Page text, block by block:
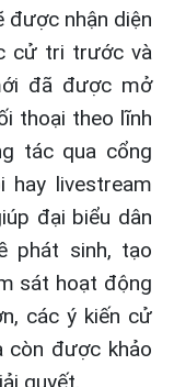
được nhận diện
cử tri trước và
đã được mở
thoại theo lĩnh
tác qua cổng
livestream
đại biểu dân
phát sinh, tạo
sát hoạt động
các ý kiến cử
còn được khảo
quyết.